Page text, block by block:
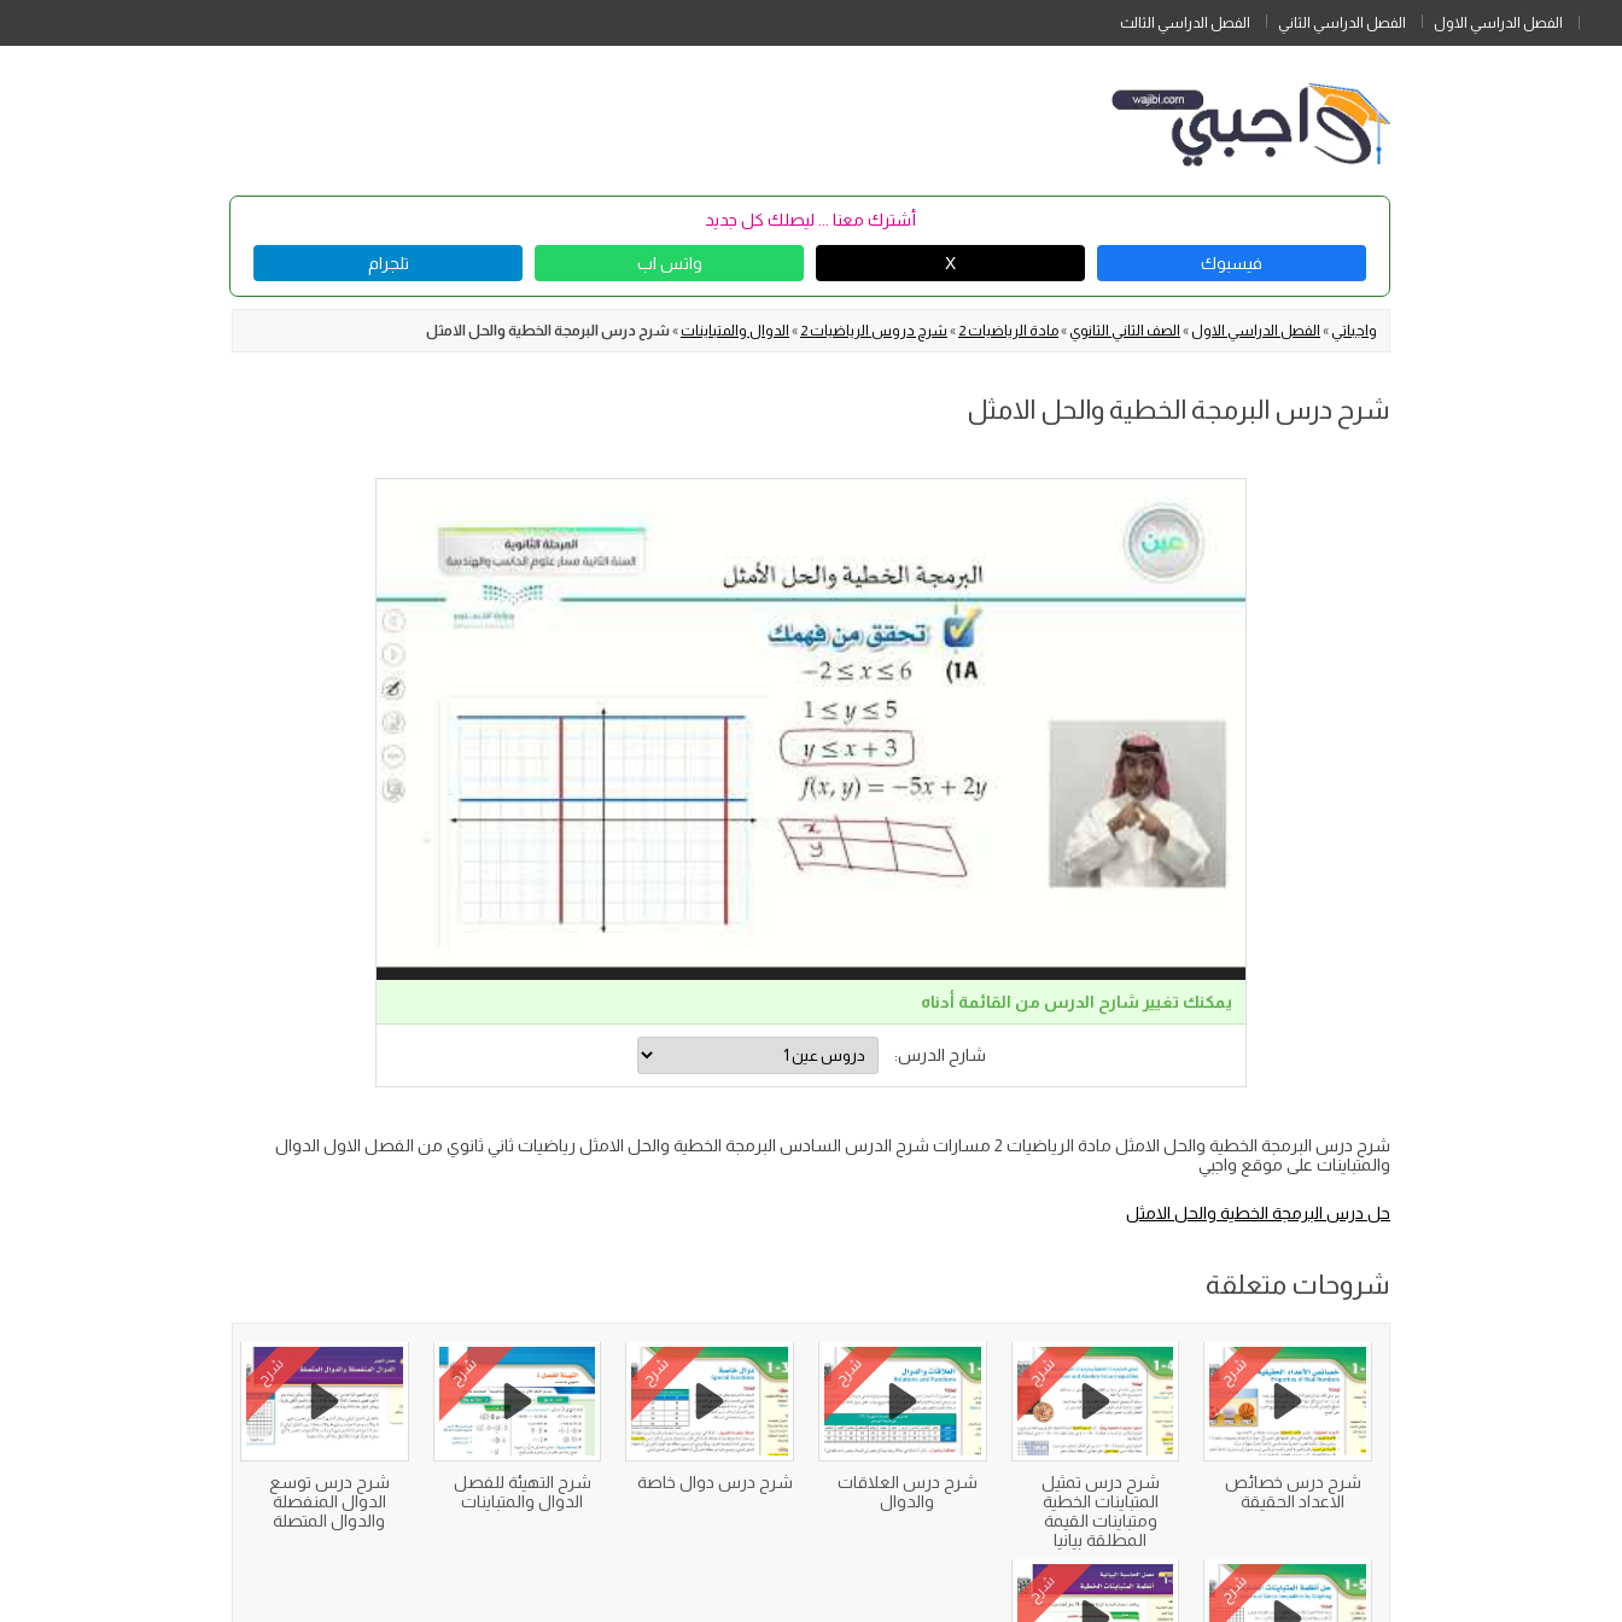
الفصل الدراسي الاول الفصل الدراسي الثاني الفصل الدراسي الثالث
أشترك معنا ... ليصلك كل جديد
فيسبوك X واتس اب تلجرام
واجباتي » الفصل الدراسي الاول» الصف الثاني الثانوي »مادة الرياضيات 2 » شرح دروس الرياضيات 2 » الدوال والمتباينات»شرح درس البرمجة الخطية والحل الامثل
شرح درس البرمجة الخطية والحل الامثل
يمكنك تغيير شارح الدرس من القائمة أدناه
شارح الدرس:
شرح درس البرمجة الخطية والحل الامثل مادة الرياضيات 2 مسارات شرح الدرس السادس البرمجة الخطية والحل الامثل رياضيات ثاني ثانوي من الفصل الاول الدوال
والمتباينات على موقع واجبي
حل درس البرمجة الخطية والحل الامثل
شروحات متعلقة
شرح
شرح درس خصائص
الاعداد الحقيقة
شرح
شرح درس تمثيل
المتباينات الخطية
ومتباينات القيمة
المطلقة بيانيا
شرح
شرح درس العلاقات
والدوال
شرح
شرح درس دوال خاصة
شرح
شرح التهيئة للفصل
الدوال والمتباينات
شرح
شرح درس توسع
الدوال المنفصلة
والدوال المتصلة
شرح شرح